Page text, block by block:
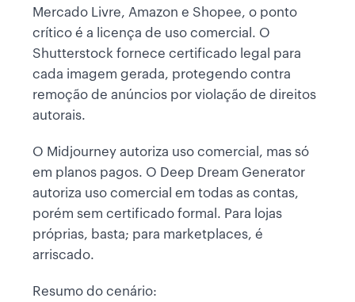
Mercado Livre, Amazon e Shopee, o ponto
crítico é a licença de uso comercial. O
Shutterstock fornece certificado legal para
cada imagem gerada, protegendo contra
remoção de anúncios por violação de direitos
autorais.
O Midjourney autoriza uso comercial, mas só
em planos pagos. O Deep Dream Generator
autoriza uso comercial em todas as contas,
porém sem certificado formal. Para lojas
próprias, basta; para marketplaces, é
arriscado.
Resumo do cenário: